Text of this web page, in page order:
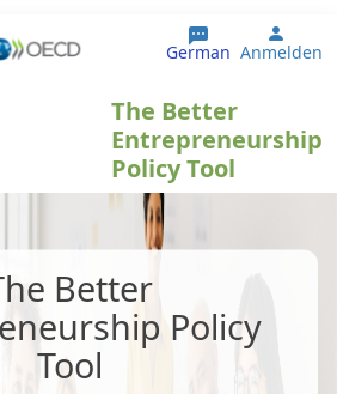
German User
Anmelden
The Better
Entrepreneurship
Policy Tool
Better
Policy
Tool